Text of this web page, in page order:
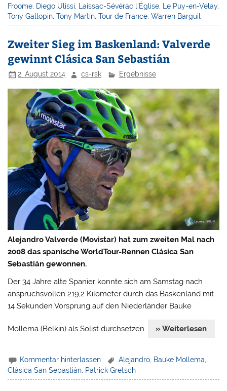
Froome Diego Ulissi Laissac-Sévérac l'Église Le Puy-en-Velay,
Tony Gallopin ,Tony Martin ,Tour de France ,Warren Barguil
Zweiter Sieg im Baskenland: Valverde
gewinnt Clásica San Sebastián
2. August 2014 cs-rsk Ergebnisse
Alejandro Valverde (Movistar) hat zum zweiten Mal nach
2008 das spanische WorldTour-Rennen Clásica San
Sebastián gewonnen.
Der 34 Jahre alte Spanier konnte sich am Samstag nach
anspruchsvollen 219,2 Kilometer durch das Baskenland mit
14 Sekunden Vorsprung auf den Niederländer Bauke
Mollema (Belkin) als Solist durchsetzen. » Weiterlesen
Kommentar hinterlassen Alejandro Bauke Mollema
Clásica San Sebastián, Patrick Gretsch